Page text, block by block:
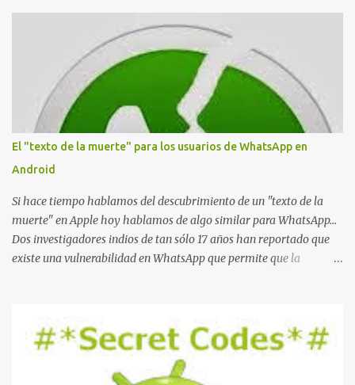
s
El "texto de la muerte" para los usuarios de WhatsApp en
Android
Si hace tiempo hablamos del descubrimiento de un "texto de la
muerte" en Apple hoy hablamos de algo similar para WhatsApp...
Dos investigadores indios de tan sólo 17 años han reportado que
existe una vulnerabilidad en WhatsApp que permite que la
La vulnerabilidad ha sido probada y funciona correctamente en la
mayoría de las versiones de Android y de WhatsApp incluyendo la
2.11.431 y 2.11.432. Sin embargo todavía no se ha probado en iOS y
Windows no parece ser vulnerable. Esto podría provocar que se